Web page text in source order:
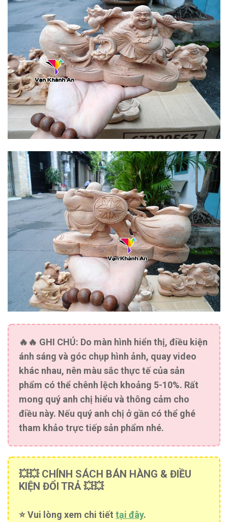
🔥🔥 GHI CHÚ: Do màn hình hiển thị, điều kiện
ánh sáng và góc chụp hình ảnh, quay video
khác nhau, nên màu sắc thực tế của sản
phẩm có thể chênh lệch khoảng 5-10%. Rất
mong quý anh chị hiểu và thông cảm cho
điều này. Nếu quý anh chị ở gần có thể ghé
tham khảo trực tiếp sản phẩm nhé.
💥💥 CHÍNH SÁCH BÁN HÀNG & ĐIỀU
KIỆN ĐỔI TRẢ 💥💥
⭐️ Vui lòng xem chi tiết tại đây.